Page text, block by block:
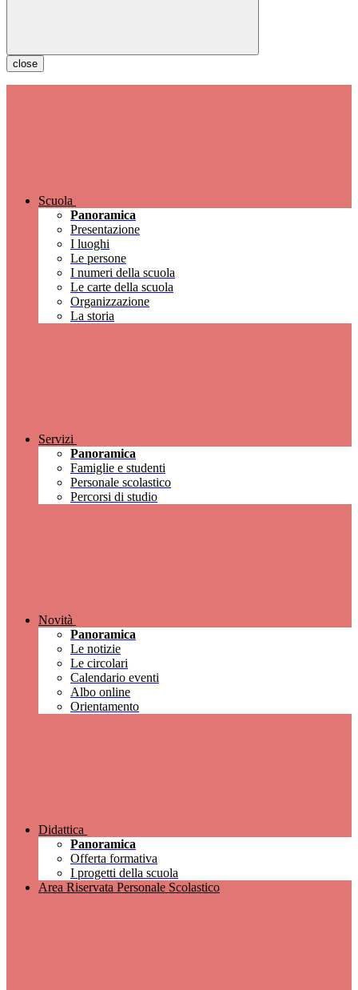
close
Scuola
Panoramica
Presentazione
I luoghi
Le persone
I numeri della scuola
Le carte della scuola
Organizzazione
La storia
Servizi
Panoramica
Famiglie e studenti
Personale scolastico
Percorsi di studio
Novità
Panoramica
Le notizie
Le circolari
Calendario eventi
Albo online
Orientamento
Didattica
Panoramica
Offerta formativa
I progetti della scuola
Area Riservata Personale Scolastico